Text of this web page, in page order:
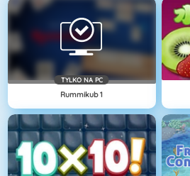
TYLKO NA PC
Rummikub 1